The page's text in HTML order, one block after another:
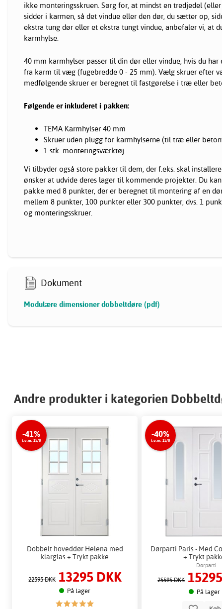
ikke monteringsskruen. Sørg for, at mindst en tredjedel
sidder i karmen, så det vindue eller den dør, du sætter op,
ekstra tung dør eller et ekstra tungt vindue, anbefaler vi, at
karmhylse.
40 mm karmhylser passer til din dør eller vindue, hvis du har
fra karm til væg (fugebredde 0 - 25 mm). Vælg skruer efter
medfølgende skruer er beregnet til fastgørelse i træ eller
Følgende er inkluderet i pakken:
TEMA Karmhylser 40 mm
Skruer uden plugg for karmhylserne (til træ eller
1 stk. monteringsværktøj
Vi tilbyder også store pakker til dem, der f.eks. skal
ønsker at udvide deres lager til kommende projekter. Du
pakke med 8 punkter, der er beregnet til montering af en
mellem 8 punkter, 100 punkter eller 300 punkter, dvs. 1
og monteringsskruer.
Dokument
Modulære dimensioner dobbeltdøre (pdf)
Andre produkter i kategorien
-41%
t.o.m. 15/8
Dobbelt hoveddør Helena med
klarglas + Trykt pakke
22595 DKK 13295 DKK
På lager
-40%
t.o.m. 15/8
Dørparti Paris - Med
+ Trykt
Dørparti
25595 DKK
På lager